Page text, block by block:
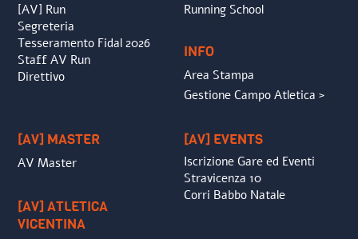
[AV] Run
Segreteria
Tesseramento Fidal 2026
Staff AV Run
Direttivo
Running School
INFO
Area Stampa
Gestione Campo Atletica >
[AV] MASTER
AV Master
[AV] ATLETICA
VICENTINA
[AV] EVENTS
Iscrizione Gare ed Eventi
Stravicenza 10
Corri Babbo Natale